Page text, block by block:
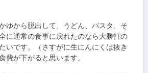
ゆから脱出して、うどん、パスタ、そ
に通常の食事に戻れたのなら大勝軒の
いです。（さすがに生にんにくは抜き
費が下がると思います。